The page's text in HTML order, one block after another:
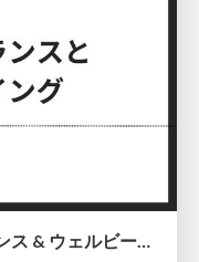
31歳男性としての人生資本バランス & ウェルビーイング